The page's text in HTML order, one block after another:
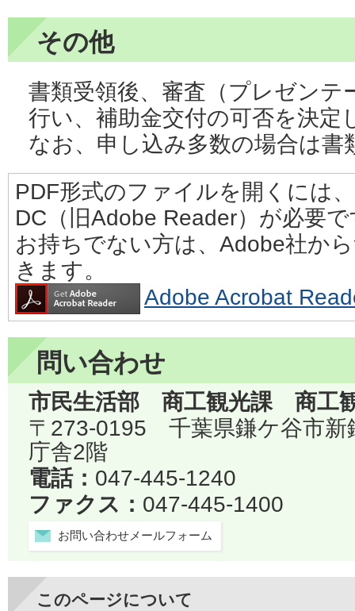
その他
書類受領後、審査（プレゼンテ
行い、補助金交付の可否を決定
なお、申し込み多数の場合は書
PDF形式のファイルを開くには
DC（旧Adobe Reader）が必要
お持ちでない方は、Adobe社か
きます。
Adobe Acrobat
問い合わせ
市民生活部 商工観光課 商工
〒273-0195 千葉県鎌ケ谷市
庁舎2階
電話： 047-445-1240
ファクス： 047-445-1400
お問い合わせメールフォーム
このページについて